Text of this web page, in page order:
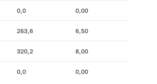
0,0 0,00
263,6 6,50
320,2 8,00
0,0 0,00